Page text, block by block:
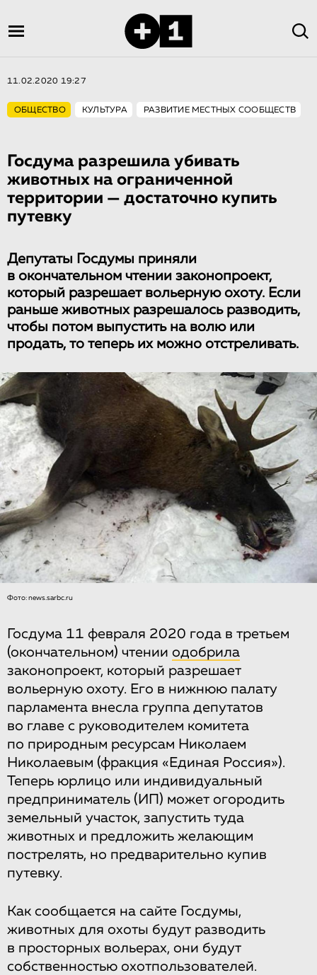
11.02.2020 19:27
ОБЩЕСТВО КУЛЬТУРА РАЗВИТИЕ МЕСТНЫХ СООБЩЕСТВ
Госдума разрешила убивать
животных на ограниченной
территории — достаточно купить
путевку
Депутаты Госдумы приняли
в окончательном чтении законопроект,
который разрешает вольерную охоту. Если
раньше животных разрешалось разводить,
чтобы потом выпустить на волю или
продать, то теперь их можно отстреливать.
Фото: news.sarbc.ru
Госдума 11 февраля 2020 года в третьем
(окончательном) чтении одобрила
законопроект, который разрешает
вольерную охоту. Его в нижнюю палату
парламента внесла группа депутатов
во главе с руководителем комитета
по природным ресурсам Николаем
Николаевым (фракция «Единая Россия»).
Теперь юрлицо или индивидуальный
предприниматель (ИП) может огородить
земельный участок, запустить туда
животных и предложить желающим
пострелять, но предварительно купив
путевку.
Как сообщается на сайте Госдумы,
животных для охоты будут разводить
в просторных вольерах, они будут
собственностью охотпользователей.